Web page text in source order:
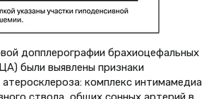
допплерографии брахиоцефальных
были выявлены признаки
комплекс интимамедиа